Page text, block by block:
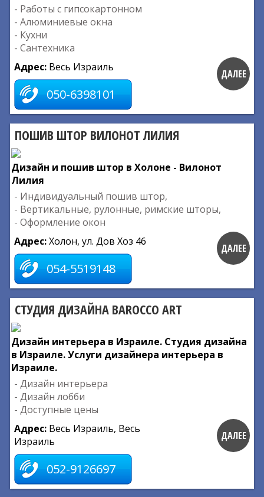
- Работы с гипсокартонном
- Алюминиевые окна
- Кухни
- Сантехника
Адрес: Весь Израиль
050-6398101
ДАЛЕЕ
ПОШИВ ШТОР ВИЛОНОТ ЛИЛИЯ
Дизайн и пошив штор в Холоне - Вилонот
Лилия
- Индивидуальный пошив штор,
- Вертикальные, рулонные, римские шторы,
- Оформление окон
Адрес:Холон, ул. Дов Хоз 46
054-5519148
ДАЛЕЕ
СТУДИЯ ДИЗАЙНА BAROCCO ART
Дизайн интерьера в Израиле. Студия дизайна
в Израиле. Услуги дизайнера интерьера в
Израиле.
- Дизайн интерьера
- Дизайн лобби
- Доступные цены
Адрес: Весь Израиль, Весь
Израиль
052-9126697
ДАЛЕЕ